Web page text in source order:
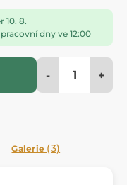
10. 8.
dny ve 12:00
- +
Galerie (3)